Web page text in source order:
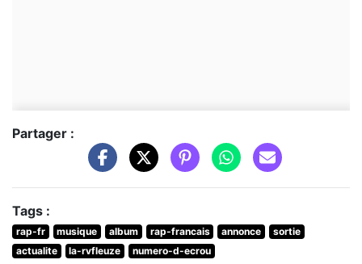
Partager :
Tags :
rap-fr musique album rap-francais annonce
sortie
actualite
la-rvfleuze numero-d-ecrou